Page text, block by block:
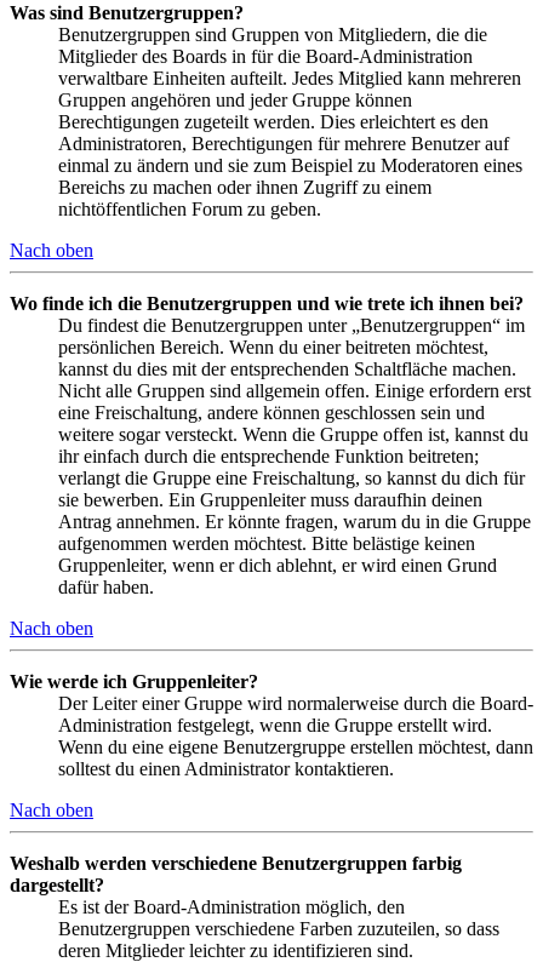
Was sind Benutzergruppen?
Benutzergruppen sind Gruppen von Mitgliedern, die die
Mitglieder des Boards in für die Board-Administration
verwaltbare Einheiten aufteilt. Jedes Mitglied kann mehreren
Gruppen angehören und jeder Gruppe können
Berechtigungen zugeteilt werden. Dies erleichtert es den
Administratoren, Berechtigungen für mehrere Benutzer auf
einmal zu ändern und sie zum Beispiel zu Moderatoren eines
Bereichs zu machen oder ihnen Zugriff zu einem
nichtöffentlichen Forum zu geben.
Nach oben
Wo finde ich die Benutzergruppen und wie trete ich ihnen bei?
Du findest die Benutzergruppen unter „Benutzergruppen“ im
persönlichen Bereich. Wenn du einer beitreten möchtest,
kannst du dies mit der entsprechenden Schaltfläche machen.
Nicht alle Gruppen sind allgemein offen. Einige erfordern erst
eine Freischaltung, andere können geschlossen sein und
weitere sogar versteckt. Wenn die Gruppe offen ist, kannst du
ihr einfach durch die entsprechende Funktion beitreten;
verlangt die Gruppe eine Freischaltung, so kannst du dich für
sie bewerben. Ein Gruppenleiter muss daraufhin deinen
Antrag annehmen. Er könnte fragen, warum du in die Gruppe
aufgenommen werden möchtest. Bitte belästige keinen
Gruppenleiter, wenn er dich ablehnt, er wird einen Grund
dafür haben.
Nach oben
Wie werde ich Gruppenleiter?
Der Leiter einer Gruppe wird normalerweise durch die Board-
Administration festgelegt, wenn die Gruppe erstellt wird.
Wenn du eine eigene Benutzergruppe erstellen möchtest, dann
solltest du einen Administrator kontaktieren.
Nach oben
Weshalb werden verschiedene Benutzergruppen farbig
dargestellt?
Es ist der Board-Administration möglich, den
Benutzergruppen verschiedene Farben zuzuteilen, so dass
deren Mitglieder leichter zu identifizieren sind.